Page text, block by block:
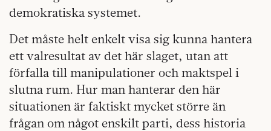
demokratiska systemet.
Det måste helt enkelt visa sig kunna hantera
ett valresultat av det här slaget, utan att
förfalla till manipulationer och maktspel i
slutna rum. Hur man hanterar den här
situationen är faktiskt mycket större än
frågan om något enskilt parti, dess historia